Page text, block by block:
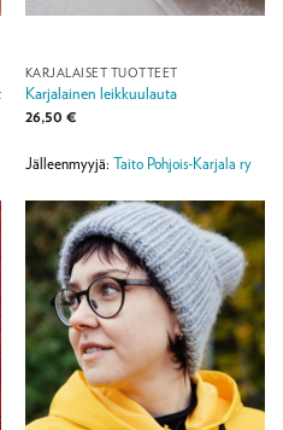
KARJALAISET TUOTTEET
Karjalainen leikkuulauta
26,50 €
Jälleenmyyjä: Taito Pohjois-Karjala ry